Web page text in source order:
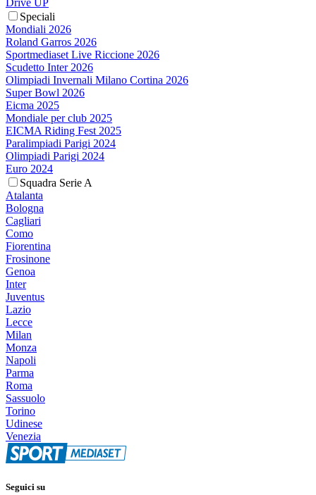
Drive UP
Speciali
Mondiali 2026
Roland Garros 2026
Sportmediaset Live Riccione 2026
Scudetto Inter 2026
Olimpiadi Invernali Milano Cortina 2026
Super Bowl 2026
Eicma 2025
Mondiale per club 2025
EICMA Riding Fest 2025
Paralimpiadi Parigi 2024
Olimpiadi Parigi 2024
Euro 2024
Squadra Serie A
Atalanta
Bologna
Cagliari
Como
Fiorentina
Frosinone
Genoa
Inter
Juventus
Lazio
Lecce
Milan
Monza
Napoli
Parma
Roma
Sassuolo
Torino
Udinese
Venezia
Seguici su